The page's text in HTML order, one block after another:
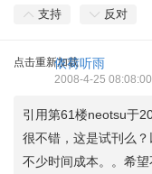
支持 反对
点击重新加载依荷听雨
2008-4-25 08:08:00
引用第61楼neotsu于
很不错，这是试刊么
不少时间成本。。希望